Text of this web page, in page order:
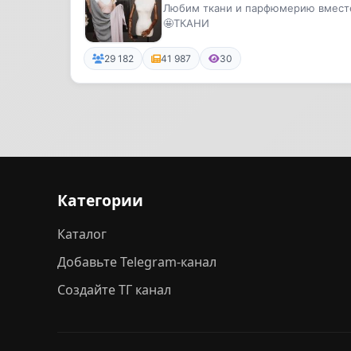
Любим ткани и парфюмерию
🤩ТКАНИ
29 182 41 987 30
Категории
Каталог
Добавьте Telegram-канал
Создайте ТГ канал